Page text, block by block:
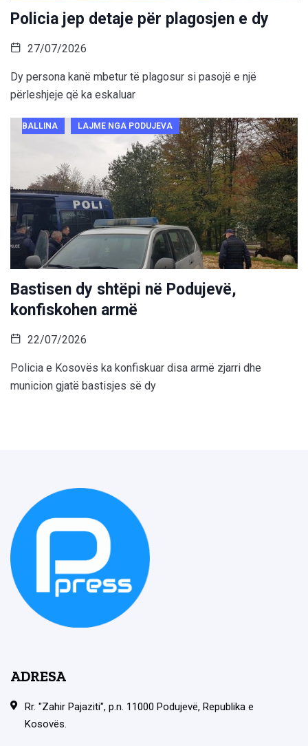
Policia jep detaje për plagosjen e dy
27/07/2026
Dy persona kanë mbetur të plagosur si pasojë e një
përleshjeje që ka eskaluar
BALLINA LAJME NGA PODUJEVA
Bastisen dy shtëpi në Podujevë,
konfiskohen armë
22/07/2026
Policia e Kosovës ka konfiskuar disa armë zjarri dhe
municion gjatë bastisjes së dy
ADRESA
Rr. "Zahir Pajaziti", p.n. 11000 Podujevë, Republika e
Kosovës.